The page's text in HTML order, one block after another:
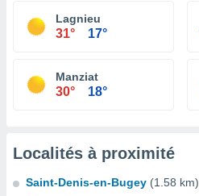
Lagnieu
31° 17°
Manziat
30° 18°
Localités à proximité
Saint-Denis-en-Bugey (1.58 km)